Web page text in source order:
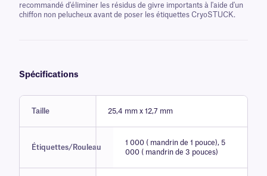
recommandé d'éliminer les résidus de givre importants à l'aide d'un
chiffon non pelucheux avant de poser les étiquettes CryoSTUCK.
Spécifications
Taille 25,4 mm x 12,7 mm
Étiquettes/Rouleau
1 000 ( mandrin de 1 pouce), 5
000 ( mandrin de 3 pouces)